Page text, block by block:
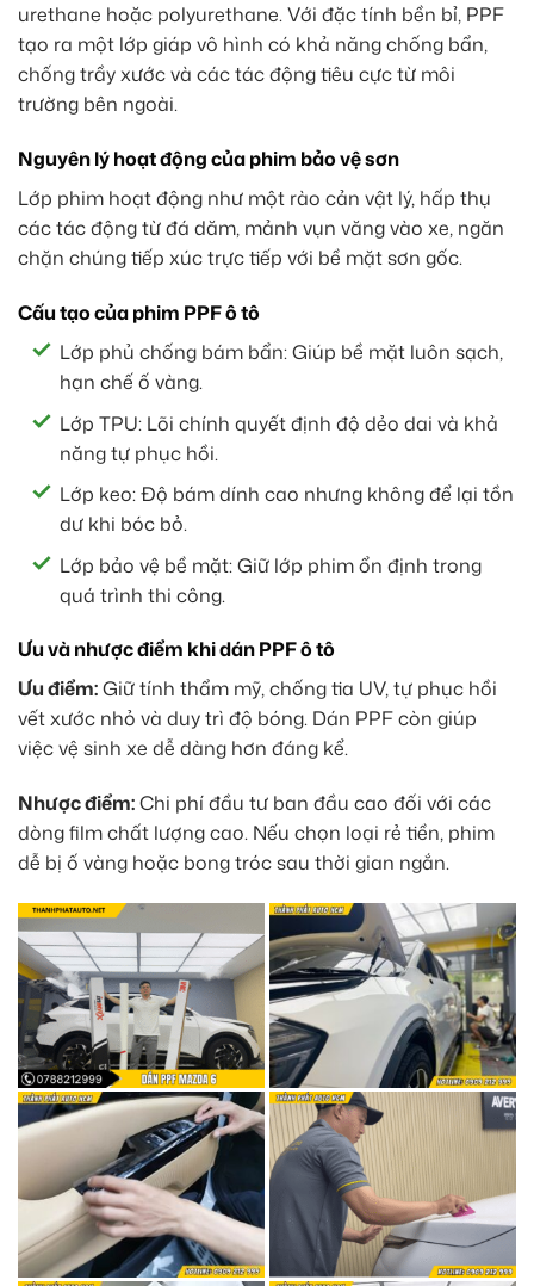
urethane hoặc polyurethane. Với đặc tính bền bỉ, PPF
tạo ra một lớp giáp vô hình có khả năng chống bẩn,
chống trầy xước và các tác động tiêu cực từ môi
trường bên ngoài.
Nguyên lý hoạt động của phim bảo vệ sơn
Lớp phim hoạt động như một rào cản vật lý, hấp thụ
các tác động từ đá dăm, mảnh vụn văng vào xe, ngăn
chặn chúng tiếp xúc trực tiếp với bề mặt sơn gốc.
Cấu tạo của phim PPF ô tô
Lớp phủ chống bám bẩn: Giúp bề mặt luôn sạch,
hạn chế ố vàng.
Lớp TPU: Lõi chính quyết định độ dẻo dai và khả
năng tự phục hồi.
Lớp keo: Độ bám dính cao nhưng không để lại tồn
dư khi bóc bỏ.
Lớp bảo vệ bề mặt: Giữ lớp phim ổn định trong
quá trình thi công.
Ưu và nhược điểm khi dán PPF ô tô
Ưu điểm:Giữ tính thẩm mỹ, chống tia UV, tự phục hồi
vết xước nhỏ và duy trì độ bóng. Dán PPF còn giúp
việc vệ sinh xe dễ dàng hơn đáng kể.
Nhược điểm:Chi phí đầu tư ban đầu cao đối với các
dòng film chất lượng cao. Nếu chọn loại rẻ tiền, phim
dễ bị ố vàng hoặc bong tróc sau thời gian ngắn.